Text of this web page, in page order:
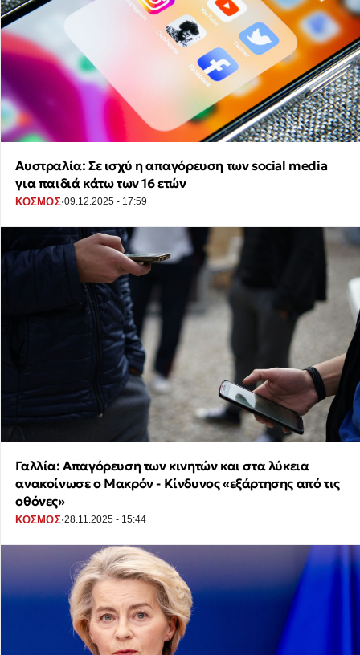
Αυστραλία: Σε ισχύ η απαγόρευση των social media
για παιδιά κάτω των 16 ετών
ΚΟΣΜΟΣ·09.12.2025 - 17:59
Γαλλία: Απαγόρευση των κινητών και στα λύκεια
ανακοίνωσε ο Μακρόν - Κίνδυνος «εξάρτησης από τις
οθόνες»
ΚΟΣΜΟΣ·28.11.2025 - 15:44